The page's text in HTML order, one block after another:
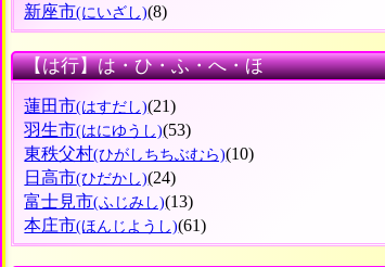
新座市(にいざし)(8)
【は行】は・ひ・ふ・へ・ほ
蓮田市(はすだし)(21)
羽生市(はにゆうし)(53)
東秩父村(ひがしちちぶむら)(10)
日高市(ひだかし)(24)
富士見市(ふじみし)(13)
本庄市(ほんじようし)(61)